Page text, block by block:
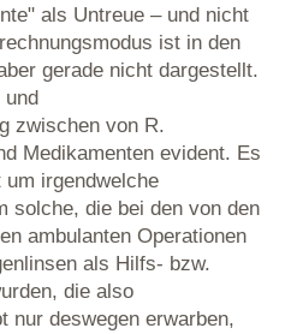
als Untreue – und nicht
ist in den
gerade nicht dargestellt.
und
zwischen von R.
Medikamenten evident. Es
irgendwelche
solche, die bei den von den
ambulanten Operationen
als Hilfs- bzw.
die also
nur deswegen erwarben,